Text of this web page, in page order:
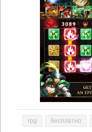
rpg бесплатно